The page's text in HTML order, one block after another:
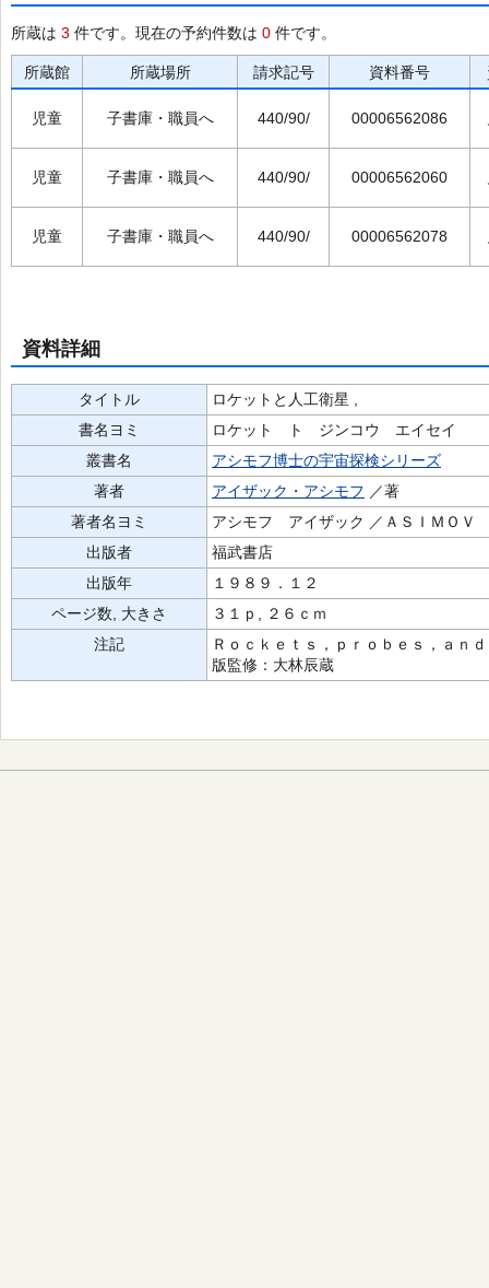
所蔵は 3 件です。現在の予約件数は 0 件です。
所蔵館 所蔵場所 請求記号 資料番号
児童 子書庫・職員へ 440/90/ 00006562086
児童 子書庫・職員へ 440/90/ 00006562060
児童 子書庫・職員へ 440/90/ 00006562078
資料詳細
タイトル
ロケットと人工衛星 ,
書名ヨミ
ロケット ト ジンコウ エイセイ
叢書名
アシモフ博士の宇宙探検シリーズ
著者
アイザック・アシモフ ／著
著者名ヨミ
アシモフ アイザック ／ＡＳＩＭＯ
出版者
福武書店
出版年
１９８９．１２
ページ数, 大きさ
３１ｐ, ２６ｃｍ
注記
Ｒｏｃｋｅｔｓ，ｐｒｏｂｅｓ，ａｎ
版監修：大林辰蔵